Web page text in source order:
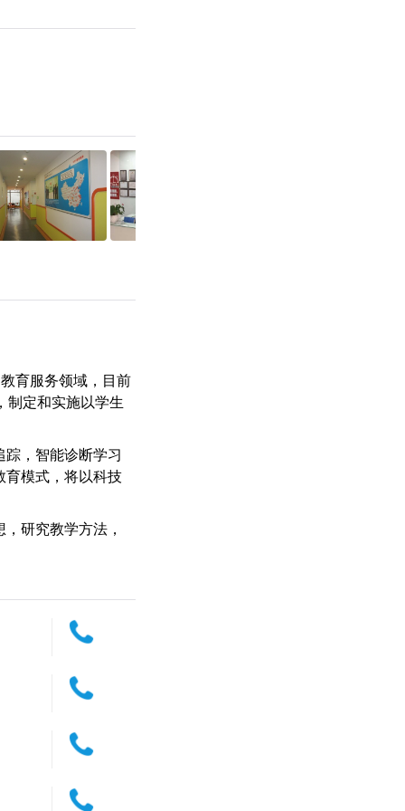
育服务领域，目前
制定和实施以学生
踪，智能诊断学习
育模式，将以科技
研究教学方法，